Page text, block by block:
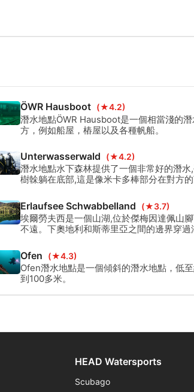
ÖWR Hausboot (★4.2)
潛水地點ÖWR Hausboot是一個相當淺的
方，例如船屋，樁屋以及各種帆船。
Unterwasserwald (★4.2)
潛水地點水下森林提供了一個非常好的潛
樹榦躺在底部,這是像米卡多棒部分在對方的
Erlaufsee Schwabbelland (★3.7)
埃爾勞夫西是一個山湖,位於傑梅因達佩山
不遠。下奧地利和斯蒂里亞之間的邊界穿過
Ofen (★4.3)
Ofen潛水地點是一個傾斜的潛水地點，低
到100多米。
HEAD Watersports
Scubago